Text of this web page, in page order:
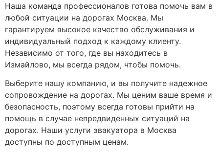
Наша команда профессионалов готова помочь вам в
любой ситуации на дорогах Москва. Мы
гарантируем высокое качество обслуживания и
индивидуальный подход к каждому клиенту.
Независимо от того, где вы находитесь в
Измайлово, мы всегда рядом, чтобы помочь.
Выберите нашу компанию, и вы получите надежное
сопровождение на дорогах. Мы ценим ваше время и
безопасность, поэтому всегда готовы прийти на
помощь в случае непредвиденных ситуаций на
дорогах. Наши услуги эвакуатора в Москва
доступны по доступным ценам.